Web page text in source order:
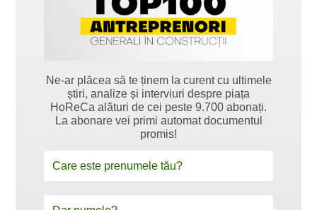
Ne-ar plăcea să te ținem la curent cu ultimele
știri, analize și interviuri despre piața
HoReCa alături de cei peste 9.700 abonați.
La abonare vei primi automat documentul
promis!